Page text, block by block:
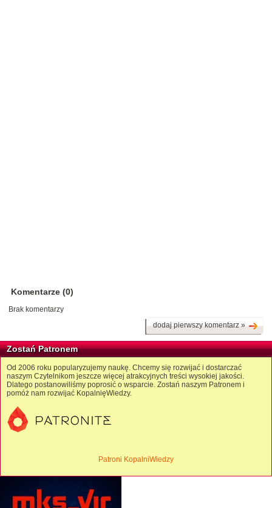
Komentarze (0)
Brak komentarzy
dodaj pierwszy komentarz »
Zostań Patronem
Od 2006 roku popularyzujemy naukę. Chcemy się rozwijać i dostarczać
naszym Czytelnikom jeszcze więcej atrakcyjnych treści wysokiej jakości.
Dlatego postanowiliśmy poprosić o wsparcie. Zostań naszym Patronem i
pomóż nam rozwijać KopalnięWiedzy.
Patroni KopalniWiedzy